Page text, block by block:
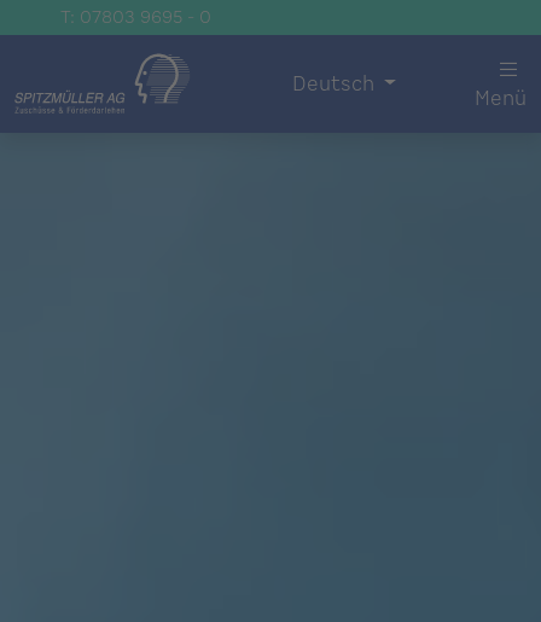
T: 07803 9695 - 0
Deutsch
Menü